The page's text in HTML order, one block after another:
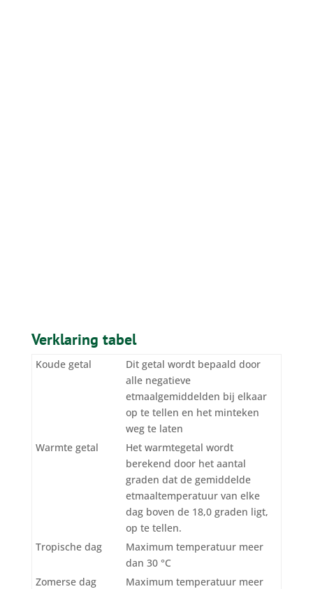
Verklaring tabel
Koude getal
Dit getal wordt bepaald door
alle negatieve
etmaalgemiddelden bij elkaar
op te tellen en het minteken
weg te laten
Warmte getal
Het warmtegetal wordt
berekend door het aantal
graden dat de gemiddelde
etmaaltemperatuur van elke
dag boven de 18,0 graden ligt,
op te tellen.
Tropische dag
Maximum temperatuur meer
dan 30 °C
Zomerse dag
Maximum temperatuur meer